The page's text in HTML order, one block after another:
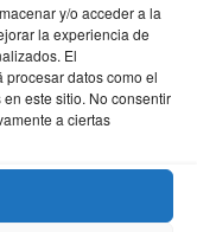
y/o acceder a la
la experiencia de
El
datos como el
este sitio. No consentir
a ciertas